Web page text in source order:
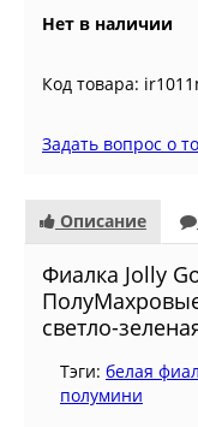
Нет в наличии
Код товара:
Задать вопрос о
Описание
Фиалкa Jolly
светло-
Тэги: белая
полумини